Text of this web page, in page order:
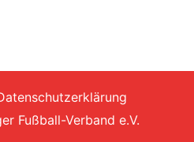
Fußball-Verband e.V.